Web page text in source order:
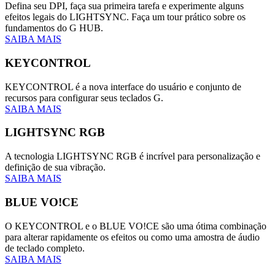
Defina seu DPI, faça sua primeira tarefa e experimente alguns
efeitos legais do LIGHTSYNC. Faça um tour prático sobre os
fundamentos do G HUB.
SAIBA MAIS
KEYCONTROL
KEYCONTROL é a nova interface do usuário e conjunto de
recursos para configurar seus teclados G.
SAIBA MAIS
LIGHTSYNC RGB
A tecnologia LIGHTSYNC RGB é incrível para personalização e
definição de sua vibração.
SAIBA MAIS
BLUE VO!CE
O KEYCONTROL e o BLUE VO!CE são uma ótima combinação
para alterar rapidamente os efeitos ou como uma amostra de áudio
de teclado completo.
SAIBA MAIS